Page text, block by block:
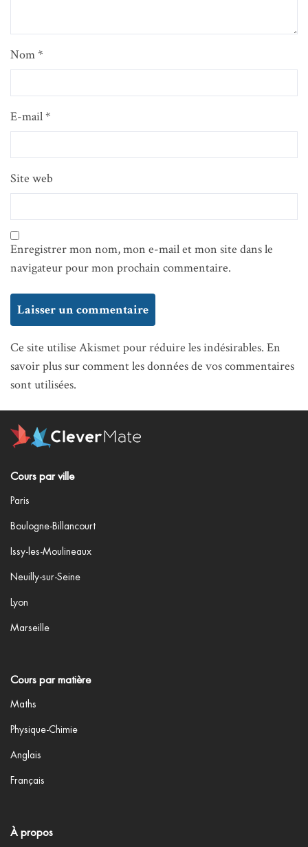
Nom*
E-mail*
Site web
Enregistrer mon nom, mon e-mail et mon site dans le
navigateur pour mon prochain commentaire.
Ce site utilise Akismet pour réduire les indésirables. En
savoir plus sur comment les données de vos commentaires
sont utilisées.
Cours par ville
Paris
Boulogne-Billancourt
Issy-les-Moulineaux
Neuilly-sur-Seine
Lyon
Marseille
Cours par matière
Maths
Physique-Chimie
Anglais
Français
À propos